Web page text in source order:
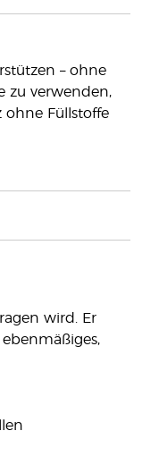
– ohne
zu verwenden,
ohne Füllstoffe
wird. Er